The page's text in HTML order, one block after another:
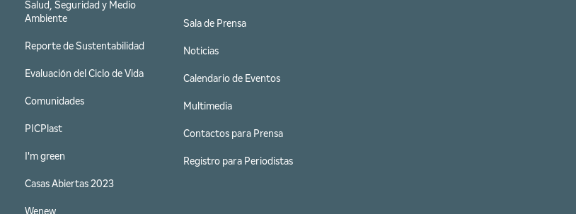
Salud, Seguridad y Medio
Ambiente
Reporte de Sustentabilidad
Evaluación del Ciclo de Vida
Comunidades
PICPlast
I'm green
Casas Abiertas 2023
Wenew
Sala de Prensa
Noticias
Calendario de Eventos
Multimedia
Contactos para Prensa
Registro para Periodistas